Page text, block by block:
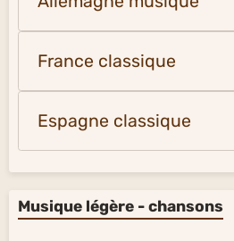
France classique
Espagne classique
Musique légère - chansons